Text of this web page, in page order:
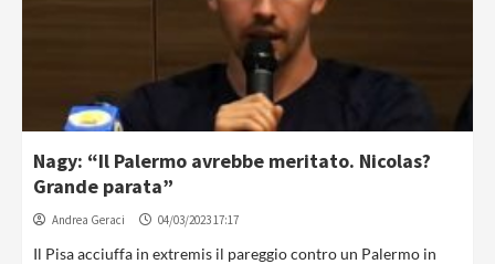
Nagy: “Il Palermo avrebbe meritato. Nicolas?
Grande parata”
Andrea Geraci 04/03/2023 17:17
Il Pisa acciuffa in extremis il pareggio contro un Palermo in